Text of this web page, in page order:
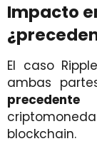
Impacto
El caso
ambas
precedente
blockchain.